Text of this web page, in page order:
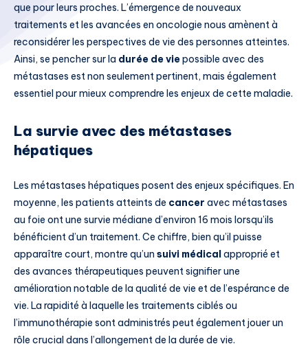
que pour leurs proches. L’émergence de nouveaux
traitements et les avancées en oncologie nous amènent à
reconsidérer les perspectives de vie des personnes atteintes.
Ainsi, se pencher sur la durée de viepossible avec des
métastases est non seulement pertinent, mais également
essentiel pour mieux comprendre les enjeux de cette maladie.
La survie avec des métastases
hépatiques
Les métastases hépatiques posent des enjeux spécifiques. En
moyenne, les patients atteints de cancer avec métastases
au foie ont une survie médiane d’environ 16 mois lorsqu’ils
bénéficient d’un traitement. Ce chiffre, bien qu’il puisse
apparaître court, montre qu’un suivi médicalapproprié et
des avances thérapeutiques peuvent signifier une
amélioration notable de la qualité de vie et de l’espérance de
vie. La rapidité à laquelle les traitements ciblés ou
l’immunothérapie sont administrés peut également jouer un
rôle crucial dans l’allongement de la durée de vie.